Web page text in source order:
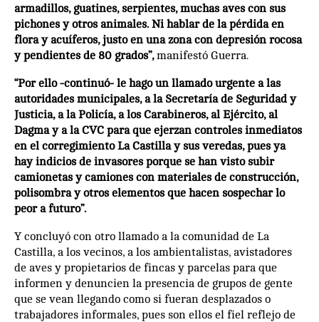
armadillos, guatines, serpientes, muchas aves con sus
pichones y otros animales. Ni hablar de la pérdida en
flora y acuíferos, justo en una zona con depresión rocosa
y pendientes de 80 grados”,manifestó Guerra.
“Por ello -continuó- le hago un llamado urgente a las
autoridades municipales, a la Secretaría de Seguridad y
Justicia, a la Policía, a los Carabineros, al Ejército, al
Dagma y a la CVC para que ejerzan controles inmediatos
en el corregimiento La Castilla y sus veredas, pues ya
hay indicios de invasores porque se han visto subir
camionetas y camiones con materiales de construcción,
polisombra y otros elementos que hacen sospechar lo
peor a futuro”.
Y concluyó con otro llamado a la comunidad de La
Castilla, a los vecinos, a los ambientalistas, avistadores
de aves y propietarios de fincas y parcelas para que
informen y denuncien la presencia de grupos de gente
que se vean llegando como si fueran desplazados o
trabajadores informales, pues son ellos el fiel reflejo de